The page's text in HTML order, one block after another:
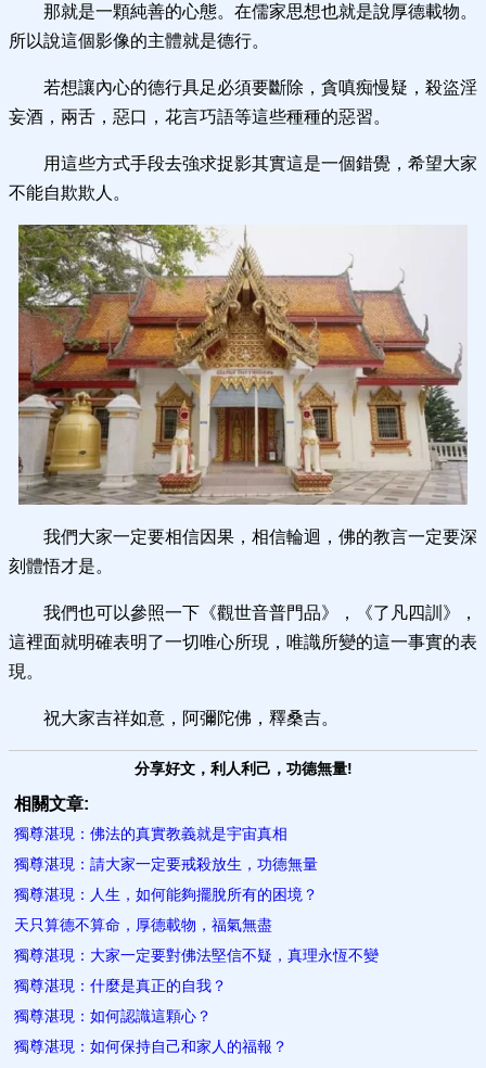
那就是一顆純善的心態。在儒家思想也就是說厚德載物。
所以說這個影像的主體就是德行。
若想讓內心的德行具足必須要斷除，貪嗔痴慢疑，殺盜淫
妄酒，兩舌，惡口，花言巧語等這些種種的惡習。
用這些方式手段去強求捉影其實這是一個錯覺，希望大家
不能自欺欺人。
我們大家一定要相信因果，相信輪迴，佛的教言一定要深
刻體悟才是。
我們也可以參照一下《觀世音普門品》，《了凡四訓》，
這裡面就明確表明了一切唯心所現，唯識所變的這一事實的表
現。
祝大家吉祥如意，阿彌陀佛，釋桑吉。
分享好文，利人利己，功德無量!
相關文章:
獨尊湛現：佛法的真實教義就是宇宙真相
獨尊湛現：請大家一定要戒殺放生，功德無量
獨尊湛現：人生，如何能夠擺脫所有的困境？
天只算德不算命，厚德載物，福氣無盡
獨尊湛現：大家一定要對佛法堅信不疑，真理永恆不變
獨尊湛現：什麼是真正的自我？
獨尊湛現：如何認識這顆心？
獨尊湛現：如何保持自己和家人的福報？